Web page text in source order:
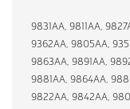
9831AA, 9811AA,
9362AA, 9805AA,
9863AA, 9891AA,
9881AA, 9864AA,
9822AA, 9842AA,